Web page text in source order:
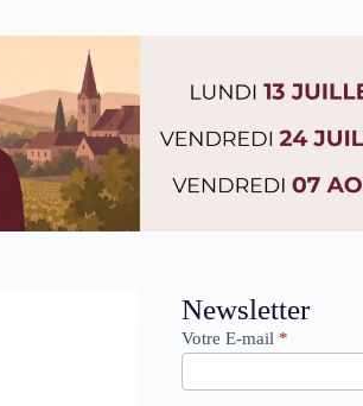
Newsletter
Newsletter
Votre E-mail *